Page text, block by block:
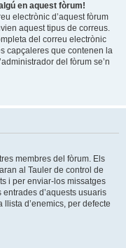
en aquest fòrum!
electrònic d’aquest fòrum
aquest tipus de correus.
del correu electrònic
capçaleres que contenen la
del fòrum se’n
membres del fòrum. Els
al Tauler de control de
i per enviar-los missatges
d’aquests usuaris
d’enemics, per defecte